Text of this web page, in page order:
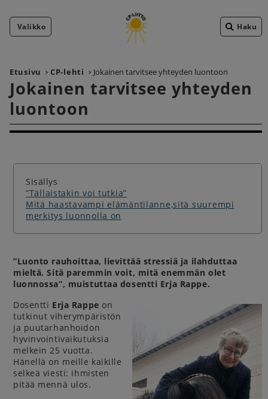
Valikko Haku
Etusivu CP-lehti Jokainen tarvitsee yhteyden luontoon
Jokainen tarvitsee yhteyden
luontoon
Sisällys
”Tällaistakin voi tutkia”
Mitä haastavampi elämäntilanne,sitä suurempi
merkitys luonnolla on
”Luonto rauhoittaa, lievittää stressiä ja ilahduttaa
mieltä. Sitä paremmin voit, mitä enemmän olet
luonnossa”, muistuttaa dosentti Erja Rappe.
Dosentti Erja Rappe on
tutkinut viherympäristön
ja puutarhanhoidon
hyvinvointivaikutuksia
melkein 25 vuotta.
Hänellä on meille kaikille
selkeä viesti: ihmisten
pitää mennä ulos.